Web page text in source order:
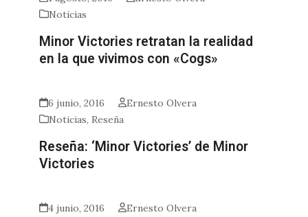
Noticias
Minor Victories retratan la realidad
en la que vivimos con «Cogs»
6 junio, 2016
Ernesto Olvera
Noticias,Reseña
Reseña: ‘Minor Victories’ de Minor
Victories
4 junio, 2016
Ernesto Olvera